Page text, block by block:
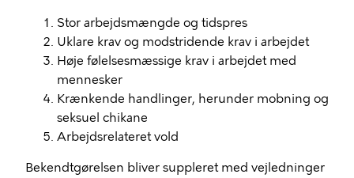
Stor arbejdsmængde og tidspres
Uklare krav og modstridende krav i arbejdet
Høje følelsesmæssige krav i arbejdet med
mennesker
Krænkende handlinger, herunder mobning og
seksuel chikane
Arbejdsrelateret vold
Bekendtgørelsen bliver suppleret med vejledninger